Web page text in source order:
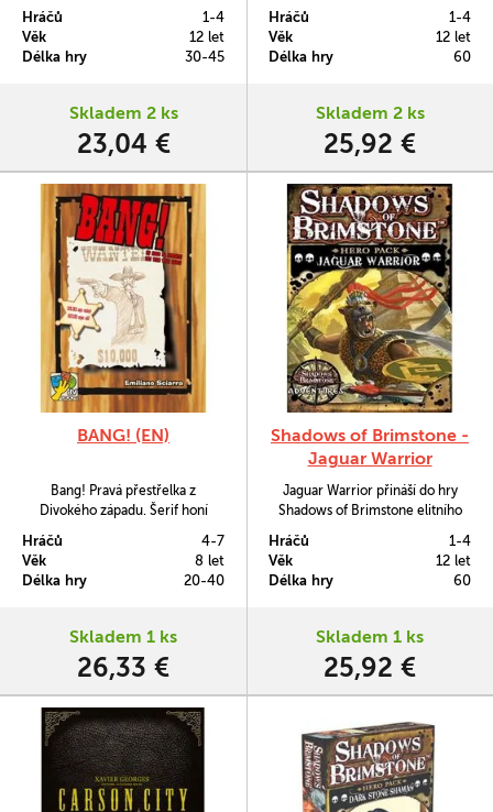
divokého západu. Hra využívá
standardní pokerový balíček k
řízení hry ve stylu otevřeného
deskami, které slouží jako mapa
Hráčů
1-4
Věk
12 let
Délka hry
30-45
Skladem 2 ks
23,04 €
Hráčů
1-4
Věk
12 let
Délka hry
60
Skladem 2 ks
25,92 €
BANG! (EN)
Bang! Pravá přestřelka z
Divokého západu. Šerif honí
Šerifovi pomocníci brání šerifa a
jsou připraveni pro něj položit
život. Kulky sviští kolem uší a vy
Hráčů
4-7
Věk
8 let
Délka hry
20-40
Skladem 1 ks
26,33 €
Shadows of Brimstone -
Jaguar Warrior
Jaguar Warrior přináší do hry
Shadows of Brimstone elitního
Hráčů
1-4
Věk
12 let
Délka hry
60
Skladem 1 ks
25,92 €